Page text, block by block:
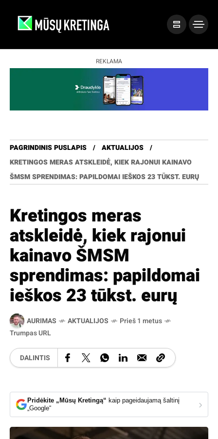
REKLAMA
PAGRINDINIS PUSLAPIS
AKTUALIJOS
KRETINGOS MERAS ATSKLEIDĖ, KIEK RAJONUI KAINAVO
ŠMSM SPRENDIMAS: PAPILDOMAI IEŠKOS 23 TŪKST. EURŲ
Kretingos meras
atskleidė, kiek rajonui
kainavo ŠMSM
sprendimas: papildomai
ieškos 23 tūkst. eurų
AURIMAS AKTUALIJOS
Prieš 1 metus
Trumpas URL
DALINTIS
Pridėkite „Mūsų Kretingą“ kaip pageidaujamą šaltinį
„Google“
›